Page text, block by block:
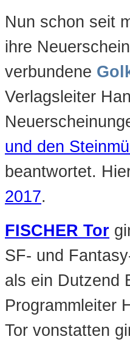
Nun schon seit
ihre
verbundene
Verlagsleiter
und den
beantwortet.
2017.
FISCHER Tor
SF- und
als ein Dutzend
Programmleiter
Tor vonstatten